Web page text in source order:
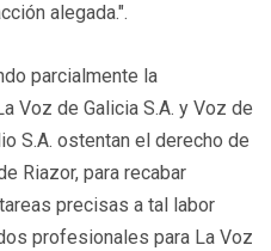
alegada.".
parcialmente la
Voz de Galicia S.A. y Voz de
S.A. ostentan el derecho de
Riazor, para recabar
precisas a tal labor
profesionales para La Voz